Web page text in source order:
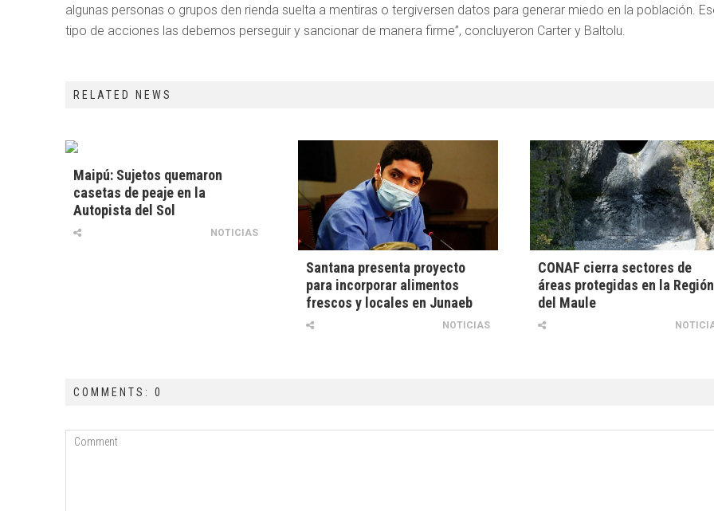
algunas personas o grupos den rienda suelta a mentiras o tergiversen datos para generar miedo en la población.
tipo de acciones las debemos perseguir y sancionar de manera firme”, concluyeron Carter y Baltolu.
RELATED NEWS
Maipú: Sujetos quemaron
casetas de peaje en la
Autopista del Sol
NOTICIAS
Santana presenta proyecto
para incorporar alimentos
frescos y locales en Junaeb
NOTICIAS
CONAF cierra sectores de
áreas protegidas en la Región
del Maule
COMMENTS: 0